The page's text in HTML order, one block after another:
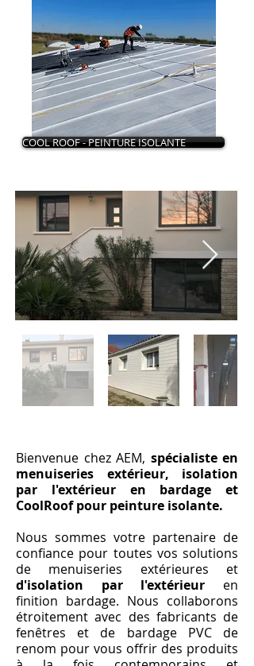
COOL ROOF - PEINTURE ISOLANTE
Bienvenue chez AEM, spécialiste en
menuiseries extérieur, isolation
par l'extérieur en bardage et
CoolRoof pour peinture isolante.
Nous sommes votre partenaire de
confiance pour toutes vos solutions
de menuiseries extérieures et
d'isolation par l'extérieur en
finition bardage. Nous collaborons
étroitement avec des fabricants de
fenêtres et de bardage PVC de
renom pour vous offrir des produits